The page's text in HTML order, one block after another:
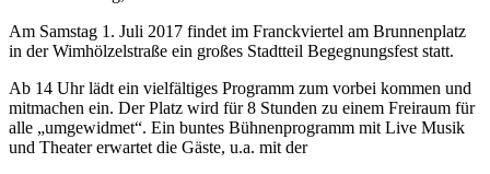
Am Samstag 1. Juli 2017 findet im Franckviertel am Brunnenplatz
in der Wimhölzelstraße ein großes Stadtteil Begegnungsfest statt.
Ab 14 Uhr lädt ein vielfältiges Programm zum vorbei kommen und
mitmachen ein. Der Platz wird für 8 Stunden zu einem Freiraum für
alle „umgewidmet“. Ein buntes Bühnenprogramm mit Live Musik
und Theater erwartet die Gäste, u.a. mit der